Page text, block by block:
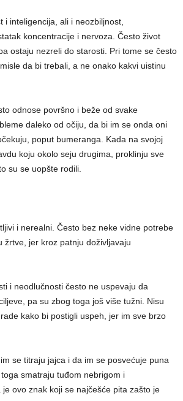
i inteligencija, ali i neozbiljnost,
koncentracije i nervoza. Često život
ostaju nezreli do starosti. Pri tome se često
da bi trebali, a ne onako kakvi uistinu
odnose površno i beže od svake
daleko od očiju, da bi im se onda oni
poput bumeranga. Kada na svojoj
koju okolo seju drugima, proklinju sve
su se uopšte rodili.
i nerealni. Često bez neke vidne potrebe
žrtve, jer kroz patnju doživljavaju
i neodlučnosti često ne uspevaju da
pa su zbog toga još više tužni. Nisu
kako bi postigli uspeh, jer im sve brzo
se titraju jajca i da im se posvećuje puna
smatraju tuđom nebrigom i
ovo znak koji se najčešće pita zašto je